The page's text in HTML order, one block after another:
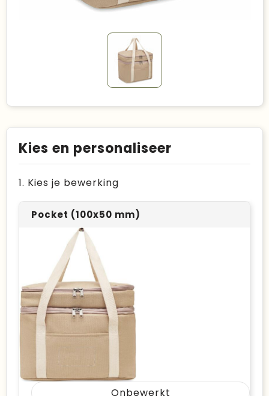
Kies en personaliseer
1. Kies je bewerking
Pocket (100x50 mm)
Onbewerkt